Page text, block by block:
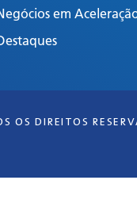
em
OS DIREITOS